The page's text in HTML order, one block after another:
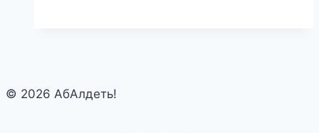
© 2026 АбАлдеть!